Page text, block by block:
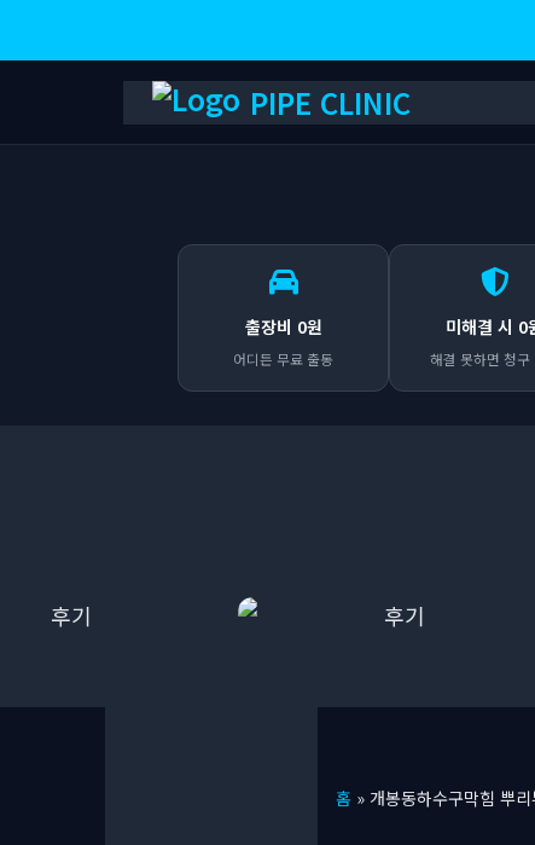
PIPE CLINIC
출장비 0원
어디든 무료 출동
미해결 시 0
해결 못하면 청구
홈 » 개봉동하수구막힘 뿌